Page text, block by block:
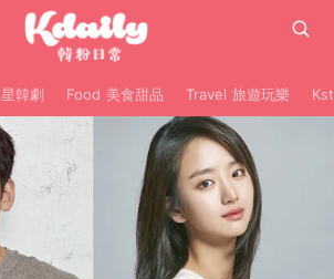
韓劇 Food 美食甜品 Travel 旅遊玩樂